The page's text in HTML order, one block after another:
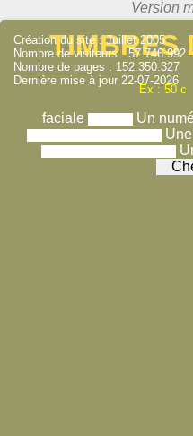
TIMBRES
Ex : 50 c
faciale Un
Création du site : Juillet 2005
Nombre de visiteurs : 57.746.992
Nombre de pages : 152.350.327
Dernière mise à jour 22-07-2026